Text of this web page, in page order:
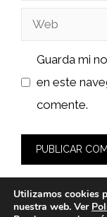
Web
Guarda mi
en este
comente.
Utilizamos cookies
nuestra web. Ver